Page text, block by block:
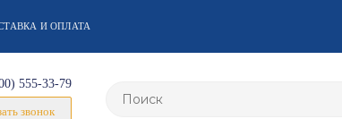
И ОПЛАТА
555-33-79
звонок